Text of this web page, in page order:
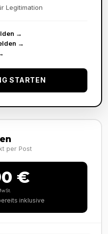
Legitimation
→
→
STARTEN
per Post
€
inklusive